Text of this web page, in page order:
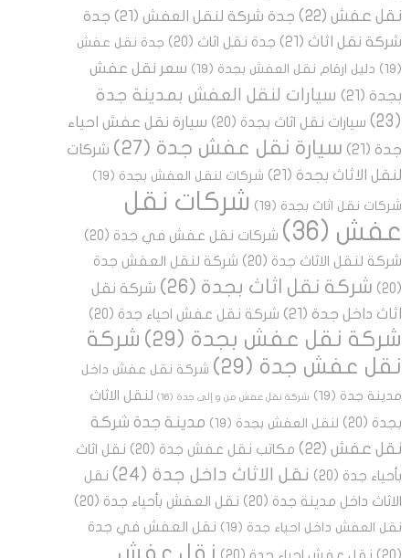
نقل عفش(22) جدة شركة لنقل العفش (21)
جدة
شركة نقل اثاث (21) جدة نقل اثاث (20)
جدة نقل عفش
(19)
دليل ارقام نقل العفش بجدة (19)
سعر نقل عفش
بجدة (21)
سيارات لنقل العفش بمدينة جدة
(23)
سيارات نقل اثاث بجدة (20)
سيارة نقل عفش احياء
جدة (21) سيارة نقل عفش جدة (27)
شركات
لنقل الاثاث بجدة (21) شركات لنقل العفش بجدة (19)
شركات نقل اثاث بجدة (19)
شركات نقل
عفش (36) شركات نقل عفش في جدة (20)
شركة لنقل الاثاث جدة (20)
شركة لنقل العفش جدة
(20)
شركة نقل اثاث بجدة (26)
شركة نقل
اثاث داخل جدة (21) شركة نقل عفش احياء جدة (20)
شركة نقل عفش بجدة (29)
شركة
نقل عفش جدة (29)
شركة نقل عفش داخل
مدينة جدة (19) شركة نقل عفش من و إلى جدة (16)
لنقل الاثاث
بجدة (20) لنقل العفش بجدة (19)
مدينة جدة شركة
نقل عفش(22) مكاتب نقل عفش جدة (20)
نقل اثاث
بأحياء جدة (20) نقل الاثاث داخل جدة(24)
نقل
الاثاث داخل مدينة جدة (20) نقل العفش بأحياء جدة (20)
نقل العفش داخل احياء جدة (19)
نقل العفش في جدة
(20)
نقل عفش احياء جدة (20)
نقل عفش